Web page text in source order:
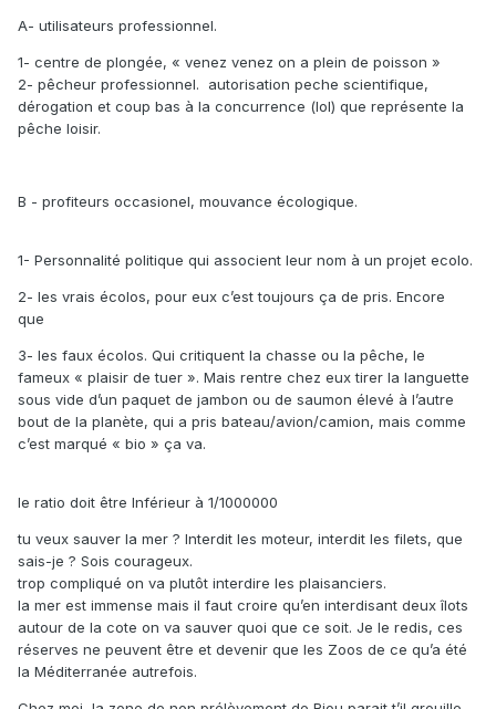
A- utilisateurs professionnel.
1- centre de plongée, « venez venez on a plein de poisson »
2- pêcheur professionnel. autorisation peche scientifique,
dérogation et coup bas à la concurrence (lol) que représente la
pêche loisir.
B - profiteurs occasionel, mouvance écologique.
1- Personnalité politique qui associent leur nom à un projet ecolo.
2- les vrais écolos, pour eux c’est toujours ça de pris. Encore
que
3- les faux écolos. Qui critiquent la chasse ou la pêche, le
fameux « plaisir de tuer ». Mais rentre chez eux tirer la languette
sous vide d’un paquet de jambon ou de saumon élevé à l’autre
bout de la planète, qui a pris bateau/avion/camion, mais comme
c’est marqué « bio » ça va.
le ratio doit être Inférieur à 1/1000000
tu veux sauver la mer ? Interdit les moteur, interdit les filets, que
sais-je ? Sois courageux.
trop compliqué on va plutôt interdire les plaisanciers.
la mer est immense mais il faut croire qu’en interdisant deux îlots
autour de la cote on va sauver quoi que ce soit. Je le redis, ces
réserves ne peuvent être et devenir que les Zoos de ce qu’a été
la Méditerranée autrefois.